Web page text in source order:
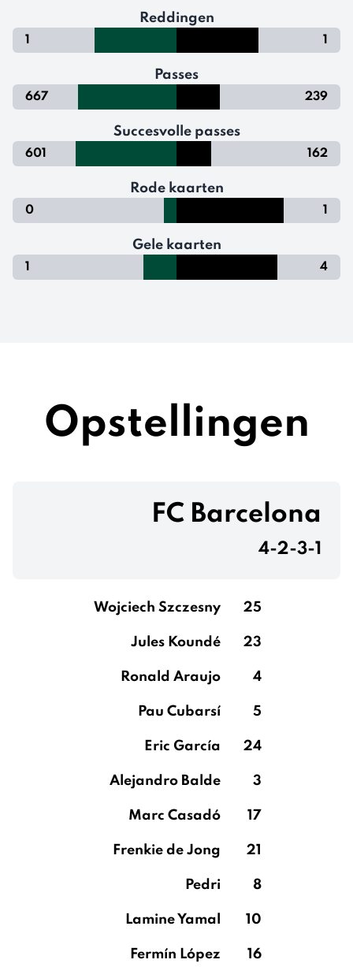
Reddingen
1 1
Passes
667 239
Succesvolle passes
601 162
Rode kaarten
0 1
Gele kaarten
1 4
Opstellingen
FC Barcelona
4-2-3-1
Wojciech Szczesny 25
Jules Koundé 23
Ronald Araujo 4
Pau Cubarsí 5
Eric García 24
Alejandro Balde 3
Marc Casadó 17
Frenkie de Jong 21
Pedri 8
Lamine Yamal 10
Fermín López 16